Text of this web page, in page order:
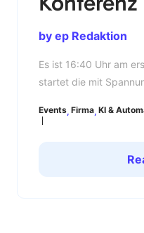
by ep Redaktion
Es ist 16:40 Uhr am
startet die mit
Track C ein Workshop,
Events Firma KI &